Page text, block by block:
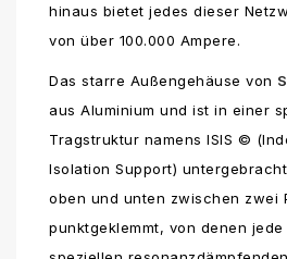
hinaus bietet jedes dieser
von über 100.000 Ampere.
Das starre Außengehäuse von
aus Aluminium und ist in einer
Tragstruktur namens ISIS ©
Isolation Support)
oben und unten zwischen zwei
punktgeklemmt, von denen jede